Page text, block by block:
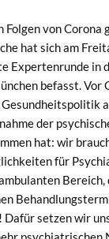
Fol­gen von Coro­na
hat sich am
Experten­runde in
befasst. Vor
der
hat: wir
für
Bere­ich,
Dafür set­zen wir